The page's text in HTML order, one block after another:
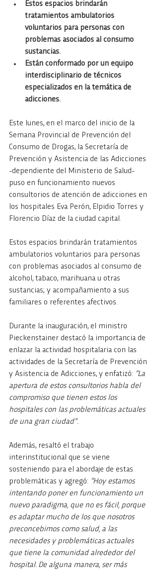
Estos espacios brindarán
tratamientos ambulatorios
voluntarios para personas con
problemas asociados al consumo
sustancias.
Están conformado por un equipo
interdisciplinario de técnicos
especializados en la temática de
adicciones.
Este lunes, en el marco del inicio de la
Semana Provincial de Prevención del
Consumo de Drogas, la Secretaría de
Prevención y Asistencia de las Adicciones
-dependiente del Ministerio de Salud-
puso en funcionamiento nuevos
consultorios de atención de adicciones en
los hospitales Eva Perón, Elpidio Torres y
Florencio Díaz de la ciudad capital.
Estos espacios brindarán tratamientos
ambulatorios voluntarios para personas
con problemas asociados al consumo de
alcohol, tabaco, marihuana u otras
sustancias; y acompañamiento a sus
familiares o referentes afectivos.
Durante la inauguración, el ministro
Pieckenstainer destacó la importancia de
enlazar la actividad hospitalaria con las
actividades de la Secretaría de Prevención
y Asistencia de Adicciones, y enfatizó: “La
apertura de estos consultorios habla del
compromiso que tienen estos los
hospitales con las problemáticas actuales
de una gran ciudad”.
Además, resaltó el trabajo
interinstitucional que se viene
sosteniendo para el abordaje de estas
problemáticas y agregó: “Hoy estamos
intentando poner en funcionamiento un
nuevo paradigma, que no es fácil, porque
es adaptar mucho de los que nosotros
preconcebimos como salud, a las
necesidades y problemáticas actuales
que tiene la comunidad alrededor del
hospital. De alguna manera, ser más